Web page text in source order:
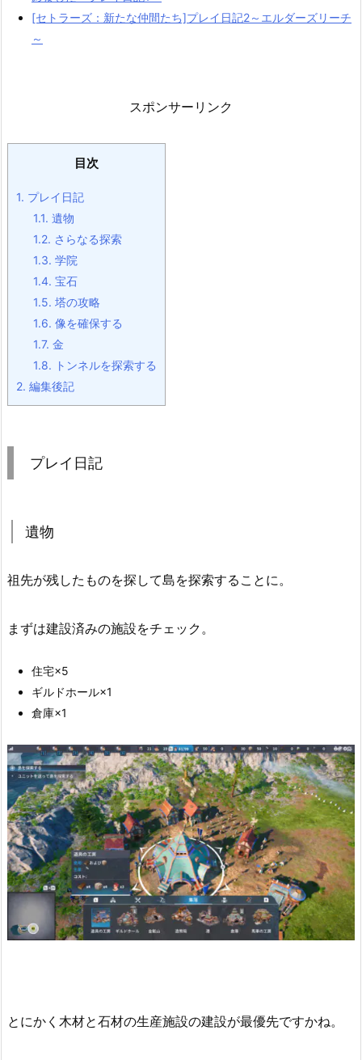
[セトラーズ：新たな仲間たち]プレイ日記2～エルダーズリーチ
～
スポンサーリンク
目次
1. プレイ日記
1.1. 遺物
1.2. さらなる探索
1.3. 学院
1.4. 宝石
1.5. 塔の攻略
1.6. 像を確保する
1.7. 金
1.8. トンネルを探索する
2. 編集後記
プレイ日記
遺物
祖先が残したものを探して島を探索することに。
まずは建設済みの施設をチェック。
住宅×5
ギルドホール×1
倉庫×1
とにかく木材と石材の生産施設の建設が最優先ですかね。